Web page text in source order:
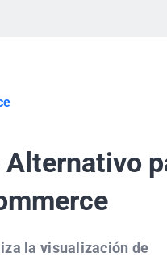
Alternativo
la visualización de